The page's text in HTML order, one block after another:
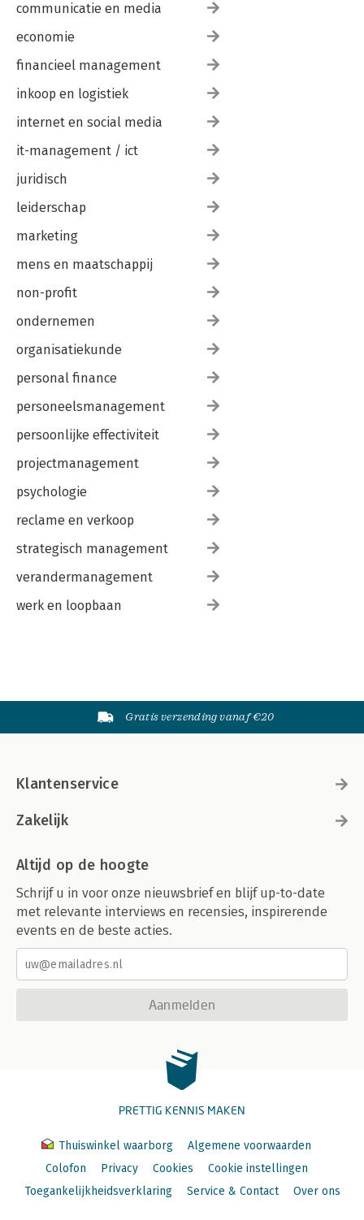
communicatie en media
economie
financieel management
inkoop en logistiek
internet en social media
it-management / ict
juridisch
leiderschap
marketing
mens en maatschappij
non-profit
ondernemen
organisatiekunde
personal finance
personeelsmanagement
persoonlijke effectiviteit
projectmanagement
psychologie
reclame en verkoop
strategisch management
verandermanagement
werk en loopbaan
Gratis verzending vanaf €20
Klantenservice
Zakelijk
Altijd op de hoogte
Schrijf u in voor onze nieuwsbrief en blijf up-to-date
met relevante interviews en recensies, inspirerende
events en de beste acties.
Aanmelden
PRETTIG KENNIS MAKEN
Thuiswinkel waarborg
Algemene voorwaarden
Colofon
Privacy Cookies
Cookie instellingen
Toegankelijkheidsverklaring
Service & Contact Over ons